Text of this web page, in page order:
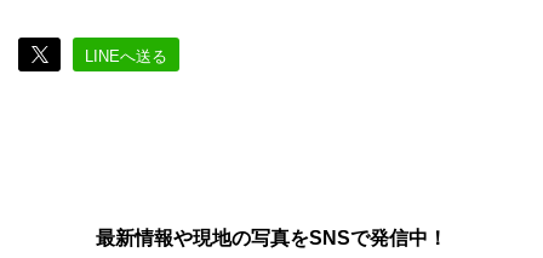
LINEへ送る
最新情報や現地の写真をSNSで発信中！